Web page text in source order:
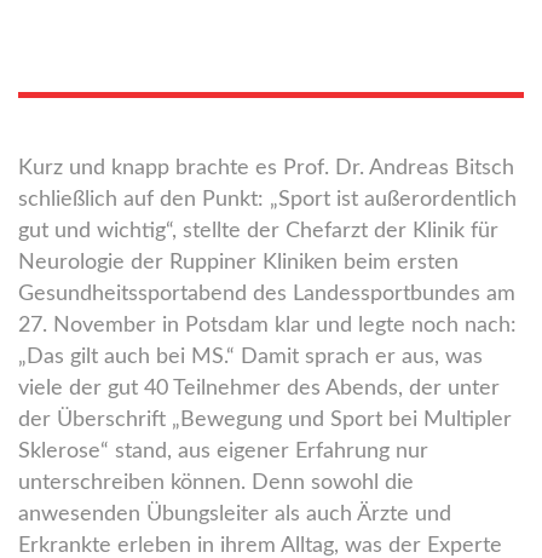
Kurz und knapp brachte es Prof. Dr. Andreas Bitsch
schließlich auf den Punkt: „Sport ist außerordentlich
gut und wichtig“, stellte der Chefarzt der Klinik für
Neurologie der Ruppiner Kliniken beim ersten
Gesundheitssportabend des Landessportbundes am
27. November in Potsdam klar und legte noch nach:
„Das gilt auch bei MS.“ Damit sprach er aus, was
viele der gut 40 Teilnehmer des Abends, der unter
der Überschrift „Bewegung und Sport bei Multipler
Sklerose“ stand, aus eigener Erfahrung nur
unterschreiben können. Denn sowohl die
anwesenden Übungsleiter als auch Ärzte und
Erkrankte erleben in ihrem Alltag, was der Experte